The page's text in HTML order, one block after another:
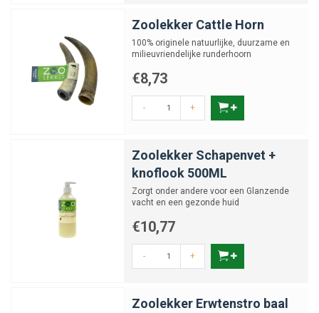
Zoolekker Cattle Horn
100% originele natuurlijke, duurzame en
milieuvriendelijke runderhoorn
€8,73
- +
Zoolekker Schapenvet +
knoflook 500ML
Zorgt onder andere voor een Glanzende
vacht en een gezonde huid
€10,77
- +
Zoolekker Erwtenstro baal